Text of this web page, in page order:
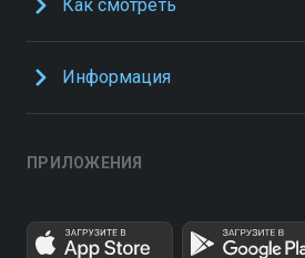
Как смотреть
Информация
ПРИЛОЖЕНИЯ